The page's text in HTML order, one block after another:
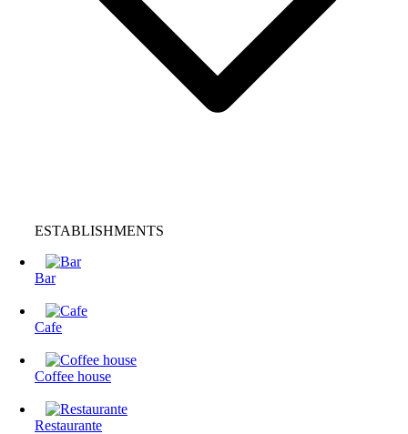
ESTABLISHMENTS
Bar
Cafe
Coffee house
Restaurante